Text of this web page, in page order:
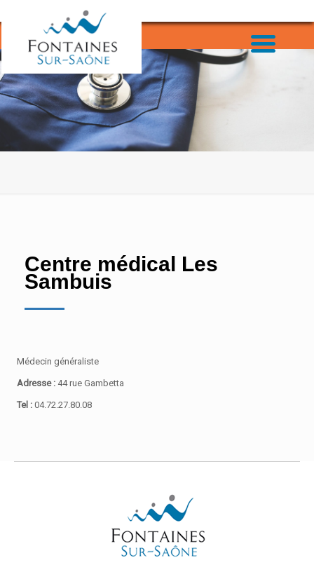
Centre médical Les
Sambuis
Médecin généraliste
Adresse : 44 rue Gambetta
Tel : 04.72.27.80.08